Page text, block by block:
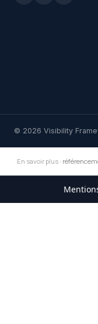
© 2026 Visibility
En savoir plus :